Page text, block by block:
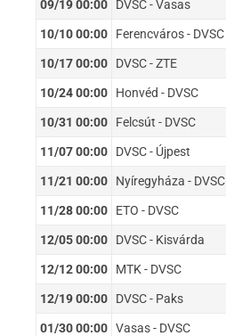
09/19 00:00 DVSC - Vasas
10/10 00:00 Ferencváros - DVSC
10/17 00:00 DVSC - ZTE
10/24 00:00 Honvéd - DVSC
10/31 00:00 Felcsút - DVSC
11/07 00:00 DVSC - Újpest
11/21 00:00 Nyíregyháza - DVSC
11/28 00:00 ETO - DVSC
12/05 00:00 DVSC - Kisvárda
12/12 00:00 MTK - DVSC
12/19 00:00 DVSC - Paks
01/30 00:00 Vasas - DVSC